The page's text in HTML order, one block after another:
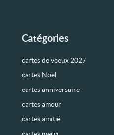
Catégories
cartes de voeux 2027
cartes Noël
cartes anniversaire
cartes amour
cartes amitié
cartes merci